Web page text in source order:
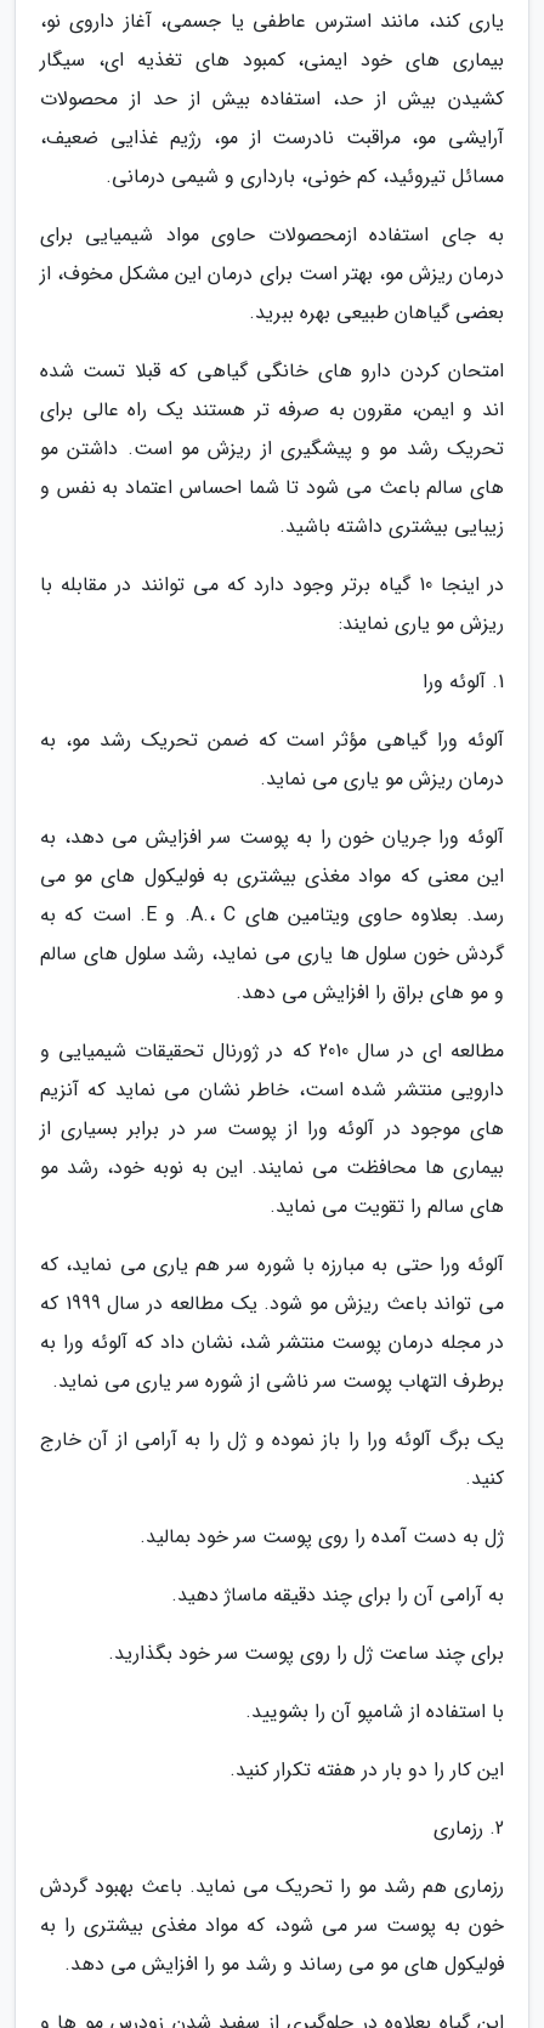
یاری کند، مانند استرس عاطفی یا جسمی، آغاز داروی نو،
بیماری های خود ایمنی، کمبود های تغذیه ای، سیگار
کشیدن بیش از حد، استفاده بیش از حد از محصولات
آرایشی مو، مراقبت نادرست از مو، رژیم غذایی ضعیف،
مسائل تیروئید، کم خونی، بارداری و شیمی درمانی.
به جای استفاده ازمحصولات حاوی مواد شیمیایی برای
درمان ریزش مو، بهتر است برای درمان این مشکل مخوف، از
بعضی گیاهان طبیعی بهره ببرید.
امتحان کردن دارو های خانگی گیاهی که قبلا تست شده
اند و ایمن، مقرون به صرفه تر هستند یک راه عالی برای
تحریک رشد مو و پیشگیری از ریزش مو است. داشتن مو
های سالم باعث می شود تا شما احساس اعتماد به نفس و
زیبایی بیشتری داشته باشید.
در اینجا 10 گیاه برتر وجود دارد که می توانند در مقابله با
ریزش مو یاری نمایند:
1. آلوئه ورا
آلوئه ورا گیاهی مؤثر است که ضمن تحریک رشد مو، به
درمان ریزش مو یاری می نماید.
آلوئه ورا جریان خون را به پوست سر افزایش می دهد، به
این معنی که مواد مغذی بیشتری به فولیکول های مو می
رسد. بعلاوه حاوی ویتامین های A.، C. و E. است که به
گردش خون سلول ها یاری می نماید، رشد سلول های سالم
و مو های براق را افزایش می دهد.
مطالعه ای در سال 2010 که در ژورنال تحقیقات شیمیایی و
دارویی منتشر شده است، خاطر نشان می نماید که آنزیم
های موجود در آلوئه ورا از پوست سر در برابر بسیاری از
بیماری ها محافظت می نمایند. این به نوبه خود، رشد مو
های سالم را تقویت می نماید.
آلوئه ورا حتی به مبارزه با شوره سر هم یاری می نماید، که
می تواند باعث ریزش مو شود. یک مطالعه در سال 1999 که
در مجله درمان پوست منتشر شد، نشان داد که آلوئه ورا به
برطرف التهاب پوست سر ناشی از شوره سر یاری می نماید.
یک برگ آلوئه ورا را باز نموده و ژل را به آرامی از آن خارج
کنید.
ژل به دست آمده را روی پوست سر خود بمالید.
به آرامی آن را برای چند دقیقه ماساژ دهید.
برای چند ساعت ژل را روی پوست سر خود بگذارید.
با استفاده از شامپو آن را بشویید.
این کار را دو بار در هفته تکرار کنید.
2. رزماری
رزماری هم رشد مو را تحریک می نماید. باعث بهبود گردش
خون به پوست سر می شود، که مواد مغذی بیشتری را به
فولیکول های مو می رساند و رشد مو را افزایش می دهد.